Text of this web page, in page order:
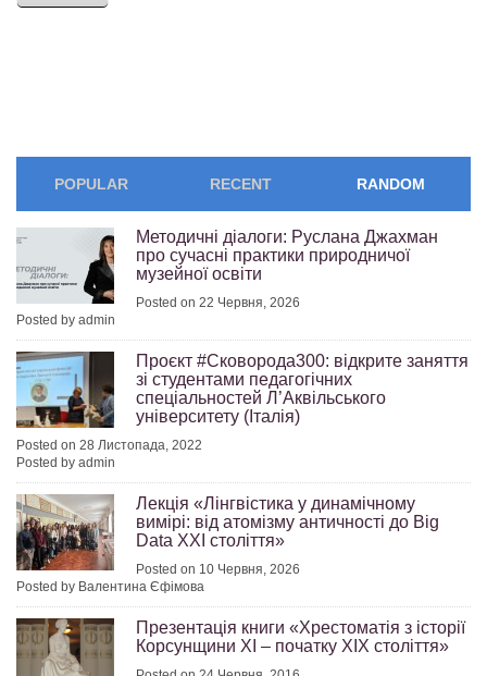
POPULAR RECENT RANDOM
Методичні діалоги: Руслана Джахман
про сучасні практики природничої
музейної освіти
Posted on 22 Червня, 2026
Posted by admin
Проєкт #Сковорода300: відкрите заняття
зі студентами педагогічних
спеціальностей Л’Аквільського
університету (Італія)
Posted on 28 Листопада, 2022
Posted by admin
Лекція «Лінгвістика у динамічному
вимірі: від атомізму античності до Big
Data XXI століття»
Posted on 10 Червня, 2026
Posted by Валентина Єфімова
Презентація книги «Хрестоматія з історії
Корсунщини ХІ – початку ХІХ століття»